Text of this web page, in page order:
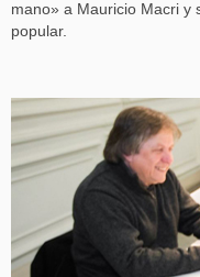
mano» a Mauricio Macri y
popular.